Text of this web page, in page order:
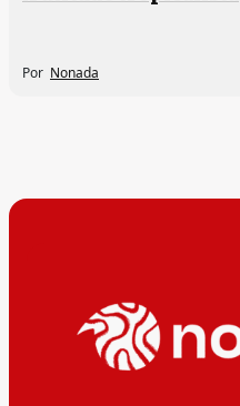
Por Nonada